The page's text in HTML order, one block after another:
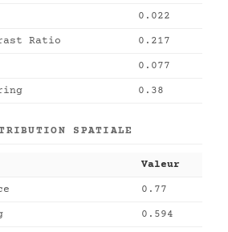
0.022
Ratio 0.217
0.077
0.38
SPATIALE
Valeur
0.77
0.594